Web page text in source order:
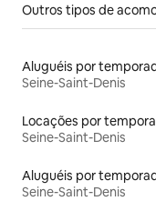
Outros tipos de
Seine-Saint-Denis
Seine-Saint-Denis
Seine-Saint-Denis